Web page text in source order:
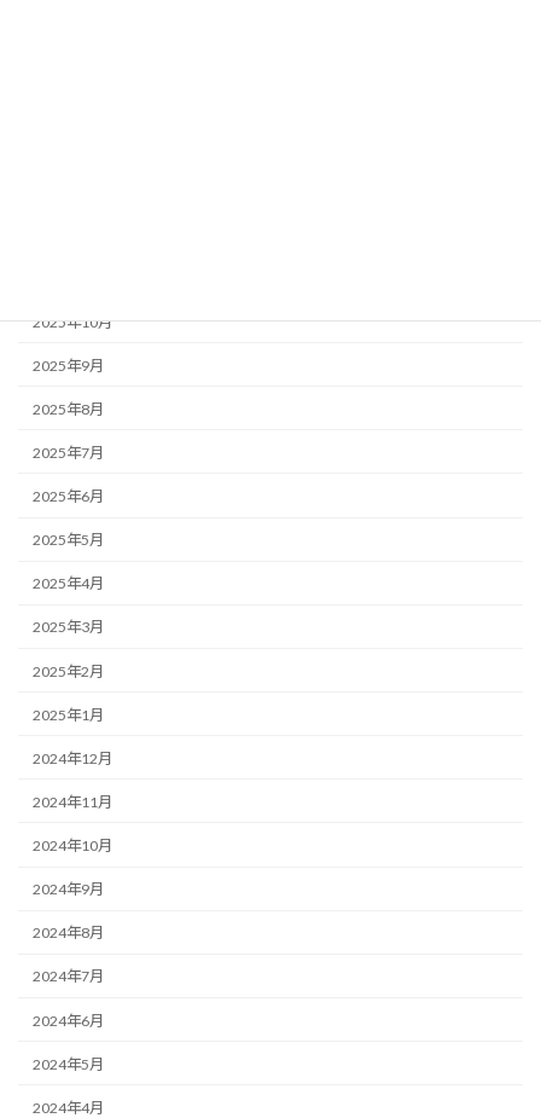
2025年10月
2025年9月
2025年8月
2025年7月
2025年6月
2025年5月
2025年4月
2025年3月
2025年2月
2025年1月
2024年12月
2024年11月
2024年10月
2024年9月
2024年8月
2024年7月
2024年6月
2024年5月
2024年4月